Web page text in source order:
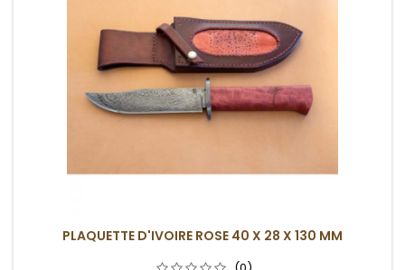
PLAQUETTE D'IVOIRE ROSE 40 X 28 X 130 MM